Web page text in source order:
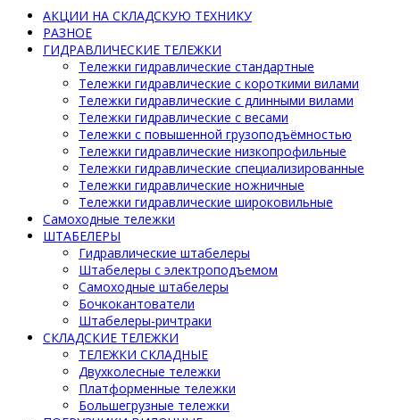
АКЦИИ НА СКЛАДСКУЮ ТЕХНИКУ
РАЗНОЕ
ГИДРАВЛИЧЕСКИЕ ТЕЛЕЖКИ
Тележки гидравлические стандартные
Тележки гидравлические с короткими вилами
Тележки гидравлические с длинными вилами
Тележки гидравлические с весами
Тележки с повышенной грузоподъёмностью
Тележки гидравлические низкопрофильные
Тележки гидравлические специализированные
Тележки гидравлические ножничные
Тележки гидравлические широковильные
Самоходные тележки
ШТАБЕЛЕРЫ
Гидравлические штабелеры
Штабелеры с электроподъемом
Самоходные штабелеры
Бочкокантователи
Штабелеры-ричтраки
СКЛАДСКИЕ ТЕЛЕЖКИ
ТЕЛЕЖКИ СКЛАДНЫЕ
Двухколесные тележки
Платформенные тележки
Большегрузные тележки